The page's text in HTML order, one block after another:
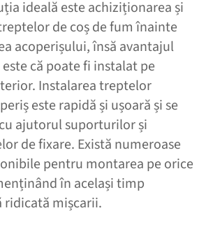
ideală este achiziționarea și
de coș de fum înainte
acoperișului, însă avantajul
că poate fi instalat pe
Instalarea treptelor
este rapidă și ușoară și se
ajutorul suporturilor și
de fixare. Există numeroase
pentru montarea pe orice
în același timp
ridicată mișcarii.